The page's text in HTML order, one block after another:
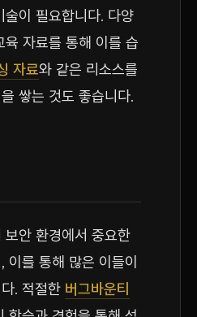
이 필요합니다. 다양
자료를 통해 이를 습
자료와 같은 리소스를
쌓는 것도 좋습니다.
보안 환경에서 중요한
이를 통해 많은 이들이
. 적절한 버그바운티